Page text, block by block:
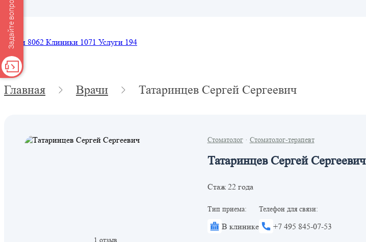
Врачи 8062 Клиники 1071 Услуги 194
Главная Врачи Татаринцев Сергей Сергеевич
1 отзыв
Стоматолог· Стоматолог-терапевт
Татаринцев Сергей Сергеевич
Стаж 22 года
Тип приема:
В клинике
Телефон для связи:
+7 495 845-07-53